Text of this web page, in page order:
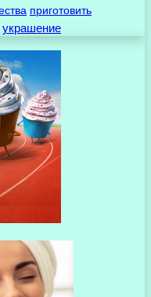
приготовить
украшение